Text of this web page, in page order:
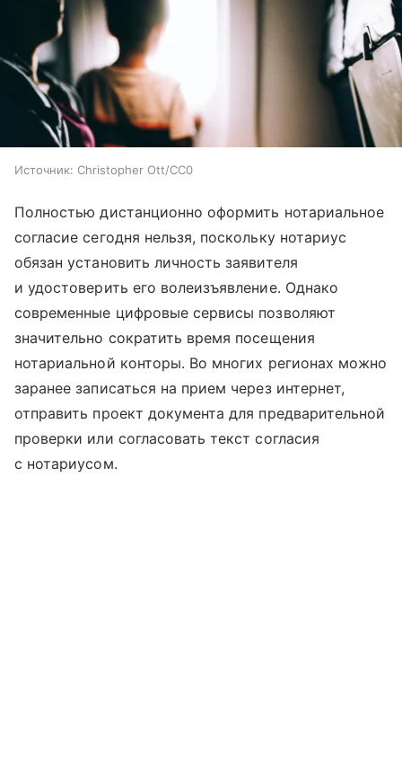
Источник: Christopher Ott/CC0
Полностью дистанционно оформить нотариальное
согласие сегодня нельзя, поскольку нотариус
обязан установить личность заявителя
и удостоверить его волеизъявление. Однако
современные цифровые сервисы позволяют
значительно сократить время посещения
нотариальной конторы. Во многих регионах можно
заранее записаться на прием через интернет,
отправить проект документа для предварительной
проверки или согласовать текст согласия
с нотариусом.